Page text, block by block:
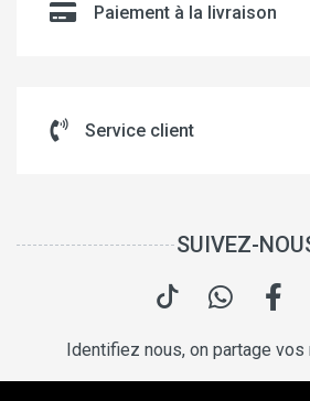
Paiement à la livraison
Service client
SUIVEZ-
Identifiez nous, on partage